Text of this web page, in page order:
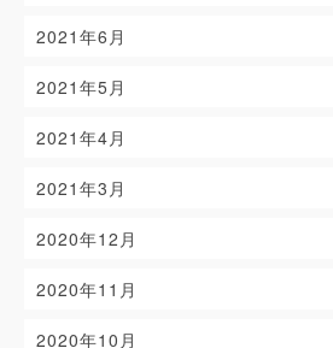
2021年6月
2021年5月
2021年4月
2021年3月
2020年12月
2020年11月
2020年10月